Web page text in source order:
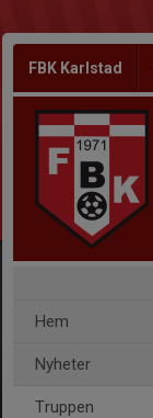
FBK Karlstad
Hem
Nyheter
Truppen